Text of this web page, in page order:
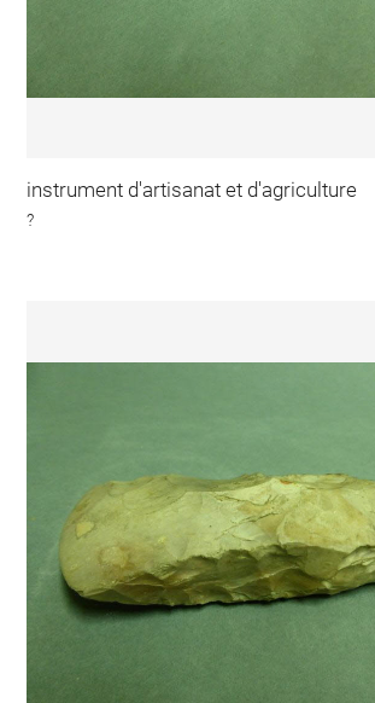
instrument d'artisanat et d'agriculture
?